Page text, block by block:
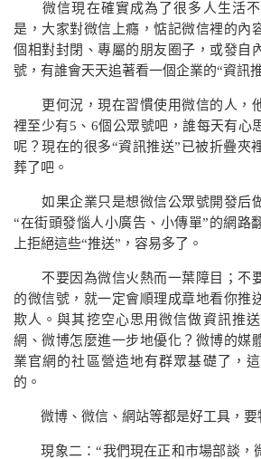
微信現在確實成為了很多人生活不
是，大家對微信上癮，惦記微信裡的內
個相對封閉、專屬的朋友圈子，或發自
號，有誰會天天追著看一個企業的“資訊
更何況，現在習慣使用微信的人，
裡至少有5 、 6個公眾號吧，誰每天有心
呢？現在的很多“資訊推送”已被折疊夾
葬了吧。
如果企業只是想微信公眾號開發后
“在街頭發惱人小廣告、小傳單”的網路
上拒絕這些“推送”，容易多了。
不要因為微信火熱而一葉障目；不
的微信號，就一定會順理成章地看你推
欺人。與其挖空心思用微信做資訊推
網、微博怎麼進一步地優化？微博的媒
業官網的社區營造地有群眾基礎了，
的。
微博、微信、網站等都是好工具，要
現象二：“我們現在正和市場部談，